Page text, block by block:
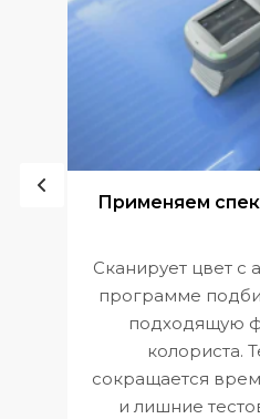
Применяем
Сканирует цвет с
программе
подходящую
колориста.
сокращается
и лишние